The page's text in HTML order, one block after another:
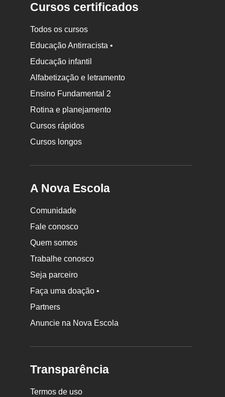
Cursos certificados
Todos os cursos
Educação Antirracista •
Educação infantil
Alfabetização e letramento
Ensino Fundamental 2
Rotina e planejamento
Cursos rápidos
Cursos longos
A Nova Escola
Comunidade
Fale conosco
Quem somos
Trabalhe conosco
Seja parceiro
Faça uma doação •
Partners
Anuncie na Nova Escola
Transparência
Termos de uso